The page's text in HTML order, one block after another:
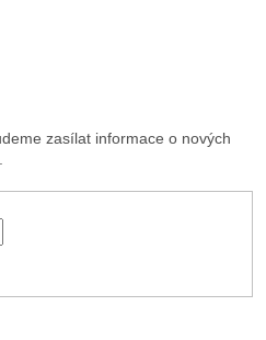
zasílat informace o nových